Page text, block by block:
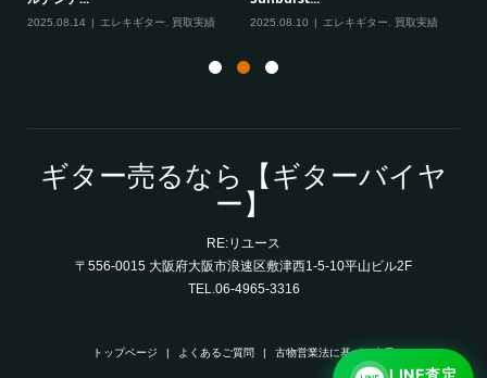
2025.08.14 エレキギター 買取実績 2025.08.10 エレキギター 買取実績
ギター売るなら【ギターバイヤ
ー】
RE:リユース
〒556-0015 大阪府大阪市浪速区敷津西1-5-10平山ビル2F
TEL.06-4965-3316
トップページ よくあるご質問 古物営業法に基づく表示
LINE査定